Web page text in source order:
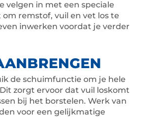
velgen in met een speciale
remstof, vuil en vet los te
inwerken voordat je verder
de schuimfunctie om je hele
zorgt ervoor dat vuil loskomt
bij het borstelen. Werk van
voor een gelijkmatige